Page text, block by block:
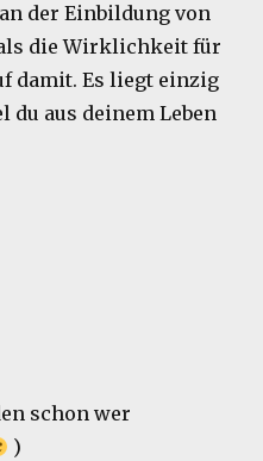
der Einbildung von
die Wirklichkeit für
damit. Es liegt einzig
du aus deinem Leben
schon wer
)